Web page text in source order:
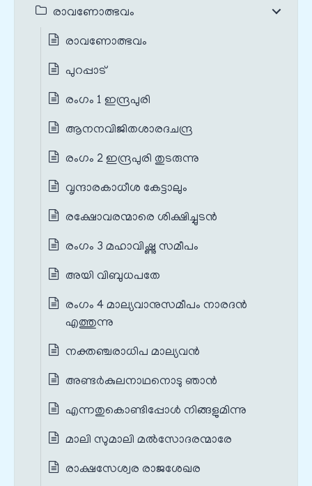
രാവണോത്ഭവം
രാവണോത്ഭവം
പുറപ്പാട്
രംഗം 1 ഇന്ദ്രപുരി
ആനനവിജിതശാരദചന്ദ്ര
രംഗം 2 ഇന്ദ്രപുരി തുടരുന്നു
വൃന്ദാരകാധീശ കേട്ടാലും
രക്ഷോവരന്മാരെ ശിക്ഷിച്ചുടൻ
രംഗം 3 മഹാവിഷ്ണു സമീപം
അയി വിബുധപതേ
രംഗം 4 മാല്യവാനുസമീപം നാരദൻ
എത്തുന്നു
നക്തഞ്ചരാധിപ മാല്യവൻ
അണ്ടർകുലനാഥനൊടു ഞാൻ
എന്നതുകൊണ്ടിപ്പോൾ നിങ്ങളുമിന്നു
മാലി സുമാലി മൽസോദരന്മാരേ
രാക്ഷസേശ്വര രാജശേഖര